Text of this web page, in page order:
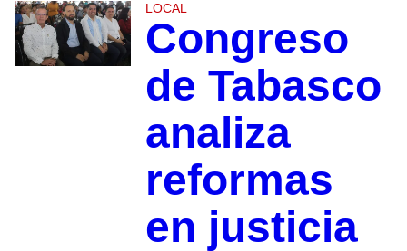
LOCAL
Congreso
de Tabasco
analiza
reformas
en justicia